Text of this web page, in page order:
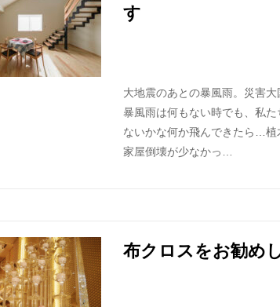
す
大地震のあとの暴風雨。災害大
暴風雨は何もない時でも、私
ないかな何か飛んできたら…植
家屋倒壊が少なかっ…
布クロスをお勧め